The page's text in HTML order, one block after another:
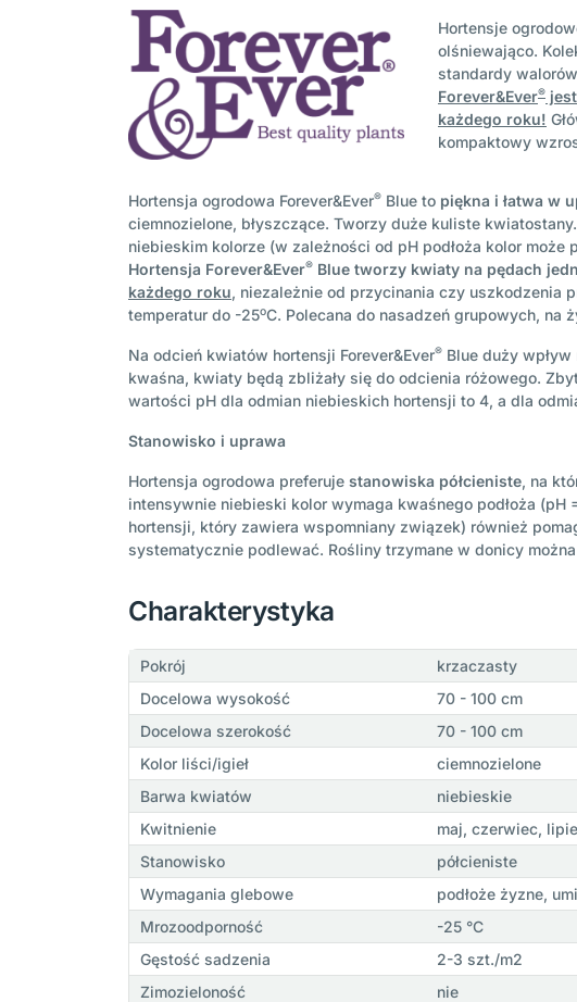
Hortensje
olśniewająco.
standardy
Forever&Ever®
każdego roku!
kompaktowy
Hortensja ogrodowa Forever&Ever® Blue to piękna i łatwa w
ciemnozielone, błyszczące. Tworzy duże kuliste
niebieskim kolorze (w zależności od pH podłoża kolor
Hortensja Forever&Ever® Blue tworzy kwiaty na pędach
każdego roku, niezależnie od przycinania czy uszkodzenia
temperatur do -25oC. Polecana do nasadzeń grupowych, na
Na odcień kwiatów hortensji Forever&Ever® Blue duży
kwaśna, kwiaty będą zbliżały się do odcienia różowego.
wartości pH dla odmian niebieskich hortensji to 4, a dla
Stanowisko i uprawa
Hortensja ogrodowa preferuje stanowiska półcieniste, na
intensywnie niebieski kolor wymaga kwaśnego podłoża
hortensji, który zawiera wspomniany związek) również
systematycznie podlewać. Rośliny trzymane w donicy
Charakterystyka
Pokrój
krzaczasty
Docelowa wysokość
70 - 100 cm
Docelowa szerokość
70 - 100 cm
Kolor liści/igieł
ciemnozielone
Barwa kwiatów
niebieskie
Kwitnienie
maj, czerwiec,
Stanowisko
półcieniste
Wymagania glebowe
podłoże żyzne,
Mrozoodporność
-25 °C
Gęstość sadzenia
2-3 szt./m2
Zimozieloność
nie